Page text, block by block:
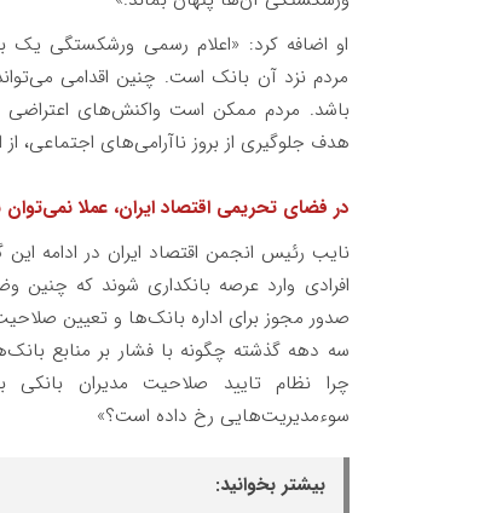
او اضافه کرد: «اعلام رسمی ورشکستگی یک
مردم نزد آن بانک است. چنین اقدامی
باشد. مردم ممکن است واکنش‌های اعتراضی
هدف جلوگیری از بروز ناآرامی‌های اجتماعی،
در فضای تحریمی اقتصاد ایران، عملا
نایب رئیس انجمن اقتصاد ایران در ادامه
افرادی وارد عرصه بانکداری شوند که چنین
صدور مجوز برای اداره بانک‌ها و تعیین
سه دهه گذشته چگونه با فشار بر منابع
چرا نظام تایید صلاحیت مدیران
سوء‌مدیریت‌هایی رخ داده است؟»
بیشتر بخوانید: